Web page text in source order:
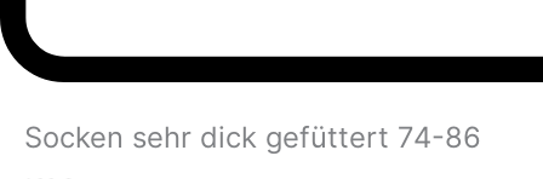
Socken sehr dick gefüttert 74-86